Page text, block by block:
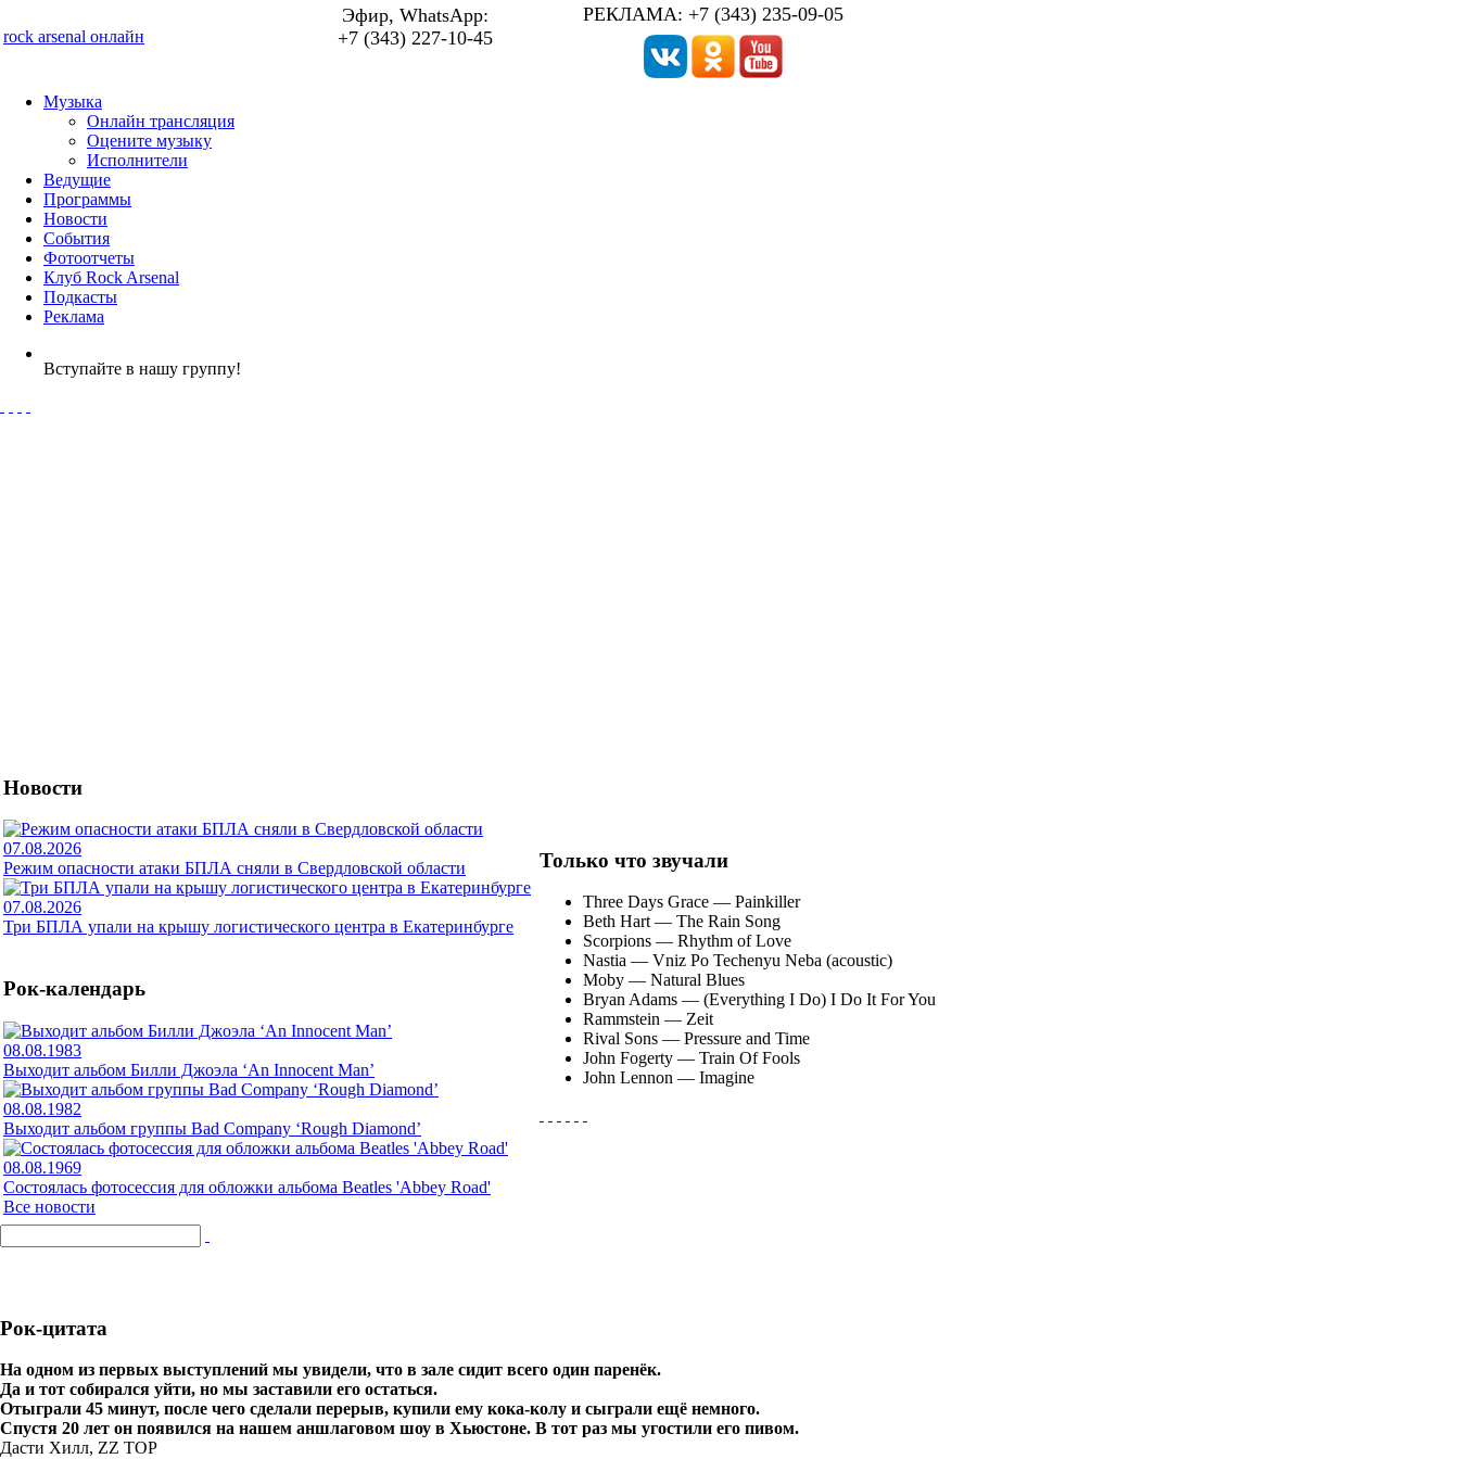
rock arsenal онлайн
Эфир, WhatsApp:
+7 (343) 227-10-45
РЕКЛАМА: +7 (343) 235-09-05
Музыка
Онлайн трансляция
Оцените музыку
Исполнители
Ведущие
Программы
Новости
События
Фотоотчеты
Клуб Rock Arsenal
Подкасты
Реклама
Вступайте в нашу группу!
Новости
07.08.2026
Режим опасности атаки БПЛА сняли в Свердловской области
07.08.2026
Три БПЛА упали на крышу логистического центра в Екатеринбурге
Рок-календарь
08.08.1983
Выходит альбом Билли Джоэла ‘An Innocent Man’
08.08.1982
Выходит альбом группы Bad Company ‘Rough Diamond’
08.08.1969
Cостоялась фотосессия для обложки альбома Beatles 'Abbey Road'
Все новости
Только что звучали
Three Days Grace — Painkiller
Beth Hart— The Rain Song
Scorpions — Rhythm of Love
Nastia — Vniz Po Techenyu Neba (acoustic)
Moby — Natural Blues
Bryan Adams — (Everything I Do) I Do It For You
Rammstein — Zeit
Rival Sons — Pressure and Time
John Fogerty — Train Of Fools
John Lennon — Imagine
Рок-цитата
На одном из первых выступлений мы увидели, что в зале сидит всего один паренёк.
Да и тот собирался уйти, но мы заставили его остаться.
Отыграли 45 минут, после чего сделали перерыв, купили ему кока-колу и сыграли ещё немного.
Спустя 20 лет он появился на нашем аншлаговом шоу в Хьюстоне. В тот раз мы угостили его пивом.
Дасти Хилл, ZZ TOP